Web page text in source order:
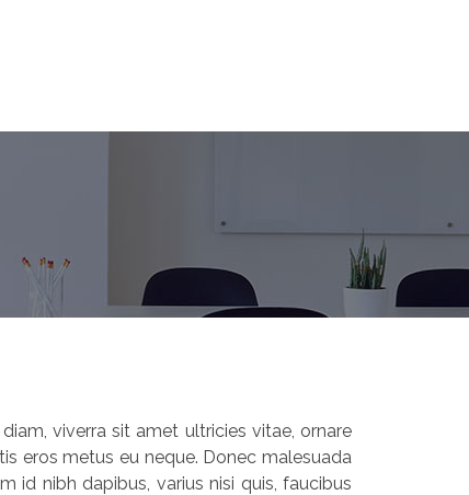
viverra sit amet ultricies vitae, ornare
eros metus eu neque. Donec malesuada
id nibh dapibus, varius nisi quis, faucibus